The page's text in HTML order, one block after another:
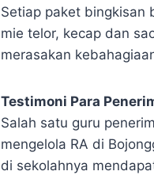
Setiap paket bingkisan
mie telor, kecap dan
merasakan
Testimoni Para
Salah satu guru
mengelola RA di
di sekolahnya